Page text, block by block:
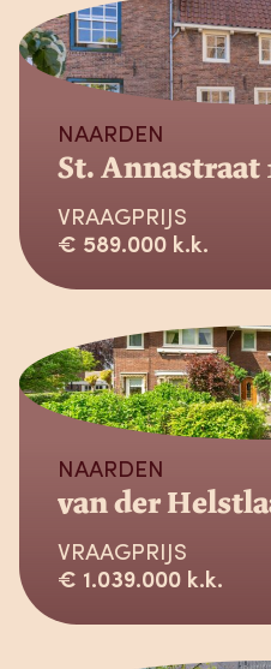
Verkocht
NAARDEN
St. Annastraat
VRAAGPRIJS
€ 589.000 k.k.
Verkocht
NAARDEN
van der
VRAAGPRIJS
€ 1.039.000 k.k.